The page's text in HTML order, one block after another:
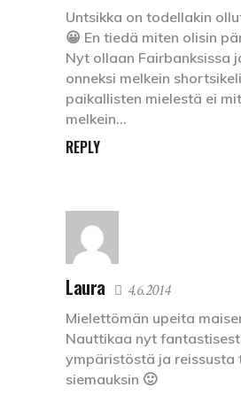
Untsikka on todellakin
😀 En tiedä miten olisin
Nyt ollaan Fairbanksissa
onneksi melkein
paikallisten mielestä ei
melkein…
REPLY
Laura 4.6.2014
Mielettömän upeita
Nauttikaa nyt
ympäristöstä ja reissusta
siemauksin 🙂